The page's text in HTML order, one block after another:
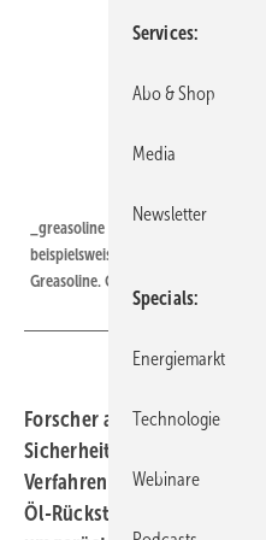
_greasoline | Motorkompatible
beispielsweise aus Frittenfett oder
Greasoline. Greasoline ist ein Spin-
Forscher am Fraunhofer-
Sicherheits- und
Verfahren entwickelt, das
Öl-Rückständen erzeugt,
Services
Abo & Shop
Media
Newsletter
Specials
Energiemarkt
Technologie
Webinare